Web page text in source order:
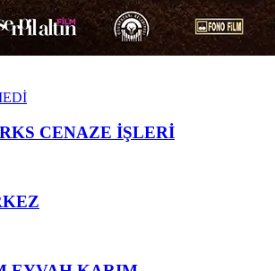
CENAZE İŞLERİ